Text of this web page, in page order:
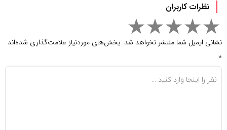
نظرات کاربران
نشانی ایمیل شما منتشر نخواهد شد. بخش‌های موردنیاز علامت‌گذاری شده‌اند
*